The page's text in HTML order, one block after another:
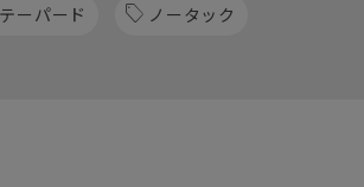
テーパード ノータック